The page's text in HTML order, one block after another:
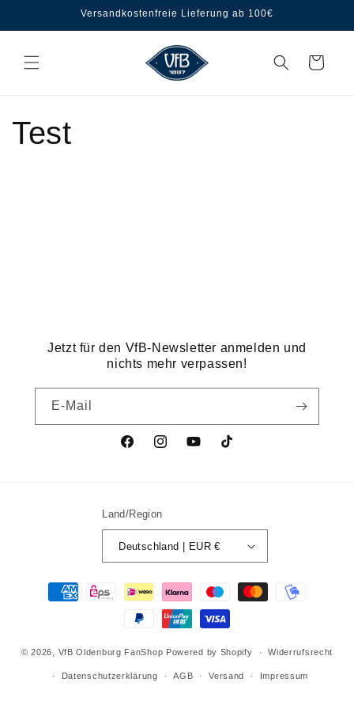
Inhalt
Versandkostenfreie Lieferung ab 100€
Warenkorb
Test
Jetzt für den VfB-Newsletter anmelden und
nichts mehr verpassen!
E-Mail
FacebookInstagramYouTubeTikTok
Land/Region
Deutschland | EUR €
Zahlungsmethoden
© 2026, VfB Oldenburg FanShop Powered by Shopify Widerrufsrecht
Datenschutzerklärung AGB Versand Impressum